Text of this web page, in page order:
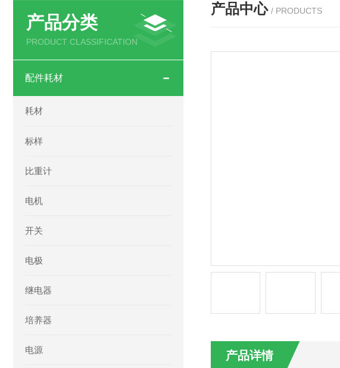
产品分类
PRODUCT CLASSIFICATION
配件耗材
耗材
标样
比重计
电机
开关
电极
继电器
培养器
电源
产品中心 / PRODUCTS
产品详情